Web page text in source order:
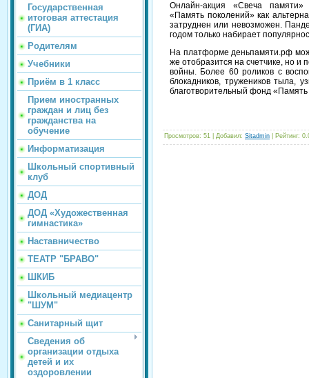
Государственная
итоговая аттестация
(ГИА)
Родителям
Учебники
Приём в 1 класс
Прием иностранных
граждан и лиц без
гражданства на
обучение
Информатизация
Школьный спортивный
клуб
ДОД
ДОД «Художественная
гимнастика»
Наставничество
ТЕАТР "БРАВО"
ШКИБ
Школьный медиацентр
"ШУМ"
Санитарный щит
Сведения об
организации отдыха
детей и их
оздоровлении
Онлайн-акция «Свеча памяти»
«Память поколений» как
затруднен или невозможен.
годом только набирает
На платформе деньпамяти.рф
же отобразится на счетчике, но и
войны. Более 60 роликов с
блокадников, тружеников тыла,
благотворительный фонд
Просмотров: 51 Добавил: Sitadmin Рейтинг: